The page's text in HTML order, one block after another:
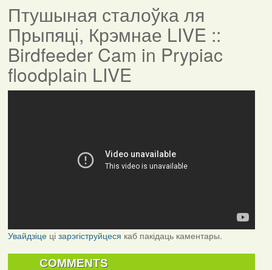
Птушыная сталоўка ля
Прыпяці, Крэмнае LIVE ::
Birdfeeder Cam in Prypiac
floodplain LIVE
Увайдзіцеці зарэгіструйцеся каб пакідаць каментары.
COMMENTS